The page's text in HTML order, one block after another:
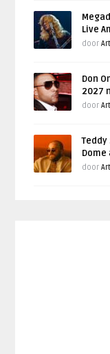
Live
door
Don
2027
door
Dome
door